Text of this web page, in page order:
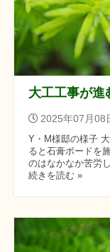
2025年07月08
Y・M様邸の様子
ると石膏ボードを
のはなかなか苦労
続きを読む »